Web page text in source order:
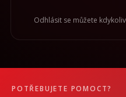
Odhlásit se můžete
POTŘEBUJETE POMOCT?